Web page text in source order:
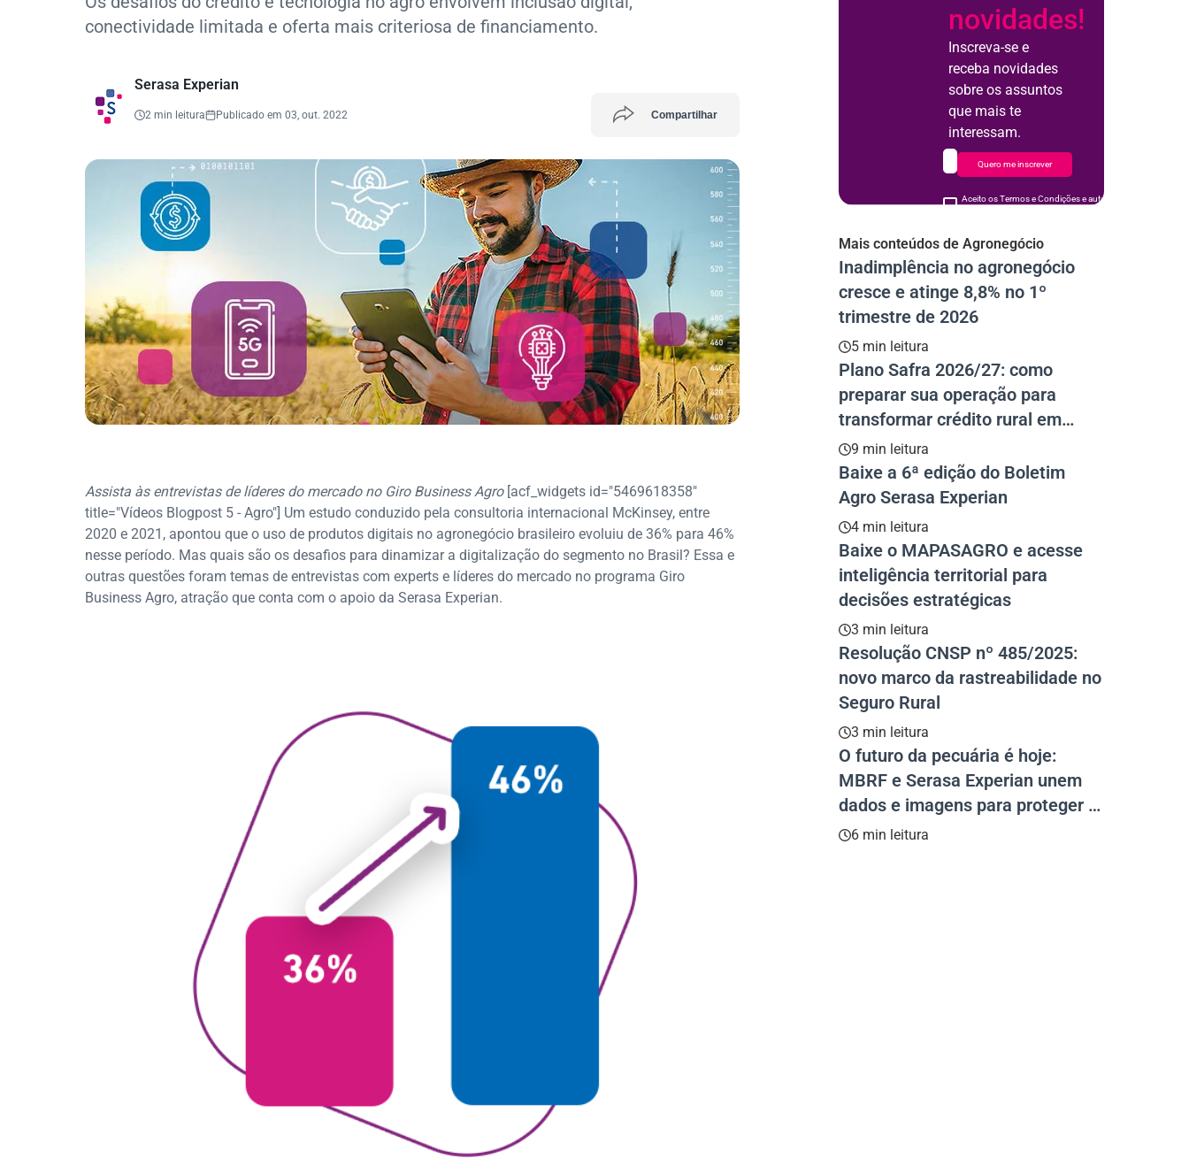
conectividade limitada e oferta mais criteriosa de financiamento.
Serasa Experian
2 min leitura Publicado em 03, out. 2022 Compartilhar
Assista às entrevistas de líderes do mercado no Giro Business Agro[acf_widgets id="5469618358"
title="Vídeos Blogpost 5 - Agro"] Um estudo conduzido pela consultoria internacional McKinsey, entre
2020 e 2021, apontou que o uso de produtos digitais no agronegócio brasileiro evoluiu de 36% para 46%
nesse período. Mas quais são os desafios para dinamizar a digitalização do segmento no Brasil? Essa e
outras questões foram temas de entrevistas com experts e líderes do mercado no programa Giro
Business Agro, atração que conta com o apoio da Serasa Experian.
novidades!
Inscreva-se e
receba novidades
sobre os assuntos
que mais te
interessam.
Aceito os Termos e Condições e autorizo o uso de meus
Quero me inscrever
Mais conteúdos de Agronegócio
Inadimplência no agronegócio
cresce e atinge 8,8% no 1º
trimestre de 2026
5 min leitura
Plano Safra 2026/27: como
preparar sua operação para
transformar crédito rural em
resultado
9 min leitura
Baixe a 6ª edição do Boletim
Agro Serasa Experian
4 min leitura
Baixe o MAPASAGRO e acesse
inteligência territorial para
decisões estratégicas
3 min leitura
Resolução CNSP nº 485/2025:
novo marco da rastreabilidade no
Seguro Rural
3 min leitura
O futuro da pecuária é hoje:
MBRF e Serasa Experian unem
dados e imagens para proteger o
meio ambiente
6 min leitura